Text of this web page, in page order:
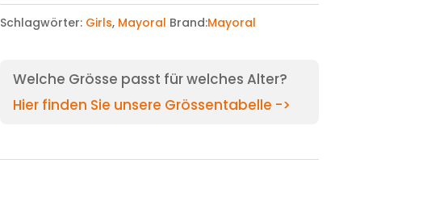
Schlagwörter: Girls, Mayoral Brand:Mayoral
Welche Grösse passt für welches Alter?
Hier finden Sie unsere Grössentabelle ->